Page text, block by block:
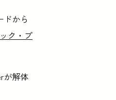
ドから
ク・プ
が解体